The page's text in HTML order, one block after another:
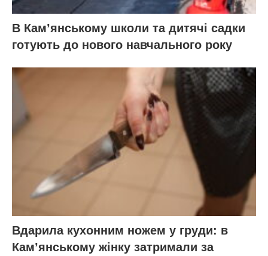
В Кам’янському школи та дитячі садки
готують до нового навчального року
Вдарила кухонним ножем у груди: в
Кам’янському жінку затримали за